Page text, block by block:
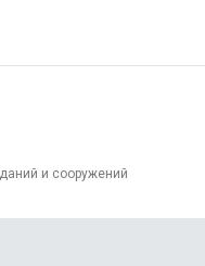
и сооружений